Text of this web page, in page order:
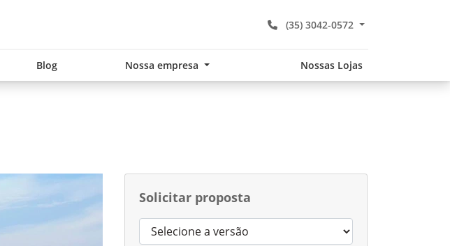
(35) 3042-0572
Blog Nossa empresa Nossas Lojas
Solicitar proposta